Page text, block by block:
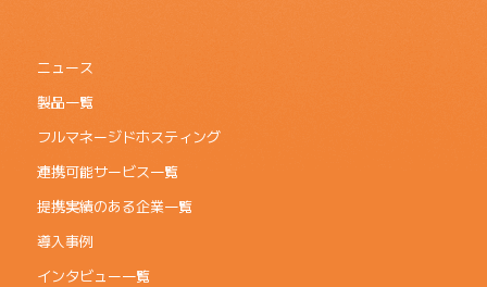
ニュース
製品一覧
フルマネージドホスティング
連携可能サービス一覧
提携実績のある企業一覧
導入事例
インタビュー一覧